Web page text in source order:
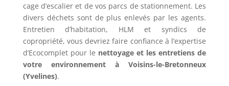
cage d’escalier et de vos parcs de stationnement. Les
divers déchets sont de plus enlevés par les agents.
Entretien d’habitation, HLM et syndics de
copropriété, vous devriez faire confiance à l’expertise
d’Ecocomplet pour le nettoyage et les entretiens de
votre environnement à Voisins-le-Bretonneux
(Yvelines).